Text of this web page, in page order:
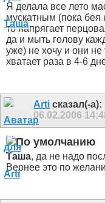
Я делала все лето
мускатным (пока
то напрягает
да и мыть голову
уже) не хочу и они не
хватает раза в 4-6
Arti сказал(-а):
06.02.2006
Таша, да не надо
Вернее это по